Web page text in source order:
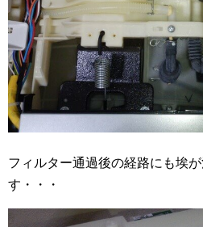
フィルター通過後の経路にも埃
す・・・